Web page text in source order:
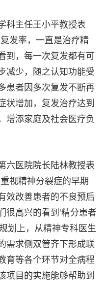
科主任王小平教授表
发率，一直是治疗精
到，每一次复发都有可
减少，随之认知功能受
患者因多次复发不断再
状增加，复发治疗达到
增添家庭及社会医疗负
六医院院长陆林教授表
视精神分裂症的早期
效改善患者的不良预后
很高兴的看到‘精分患者
划上，从精神专科医生
需求侧双管齐下形成联
育等各个环节对全病程
项目的实施能够帮助到